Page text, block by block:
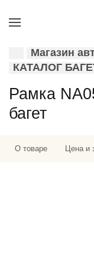
Магазин
КАТАЛОГ
Рамка
багет
О товаре Цена и